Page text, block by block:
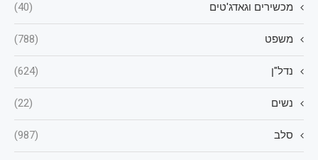
מכשירים וגאדג'טים (40)
משפט (788)
נדל"ן (624)
נשים (22)
סלב (987)